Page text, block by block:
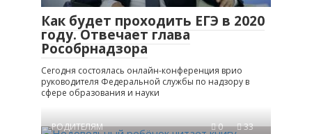
Как будет проходить ЕГЭ в 2020
году. Отвечает глава
Рособрнадзора
Сегодня состоялась онлайн-конференция врио
руководителя Федеральной службы по надзору в
сфере образования и науки
РОДИТЕЛЯМ 0 33